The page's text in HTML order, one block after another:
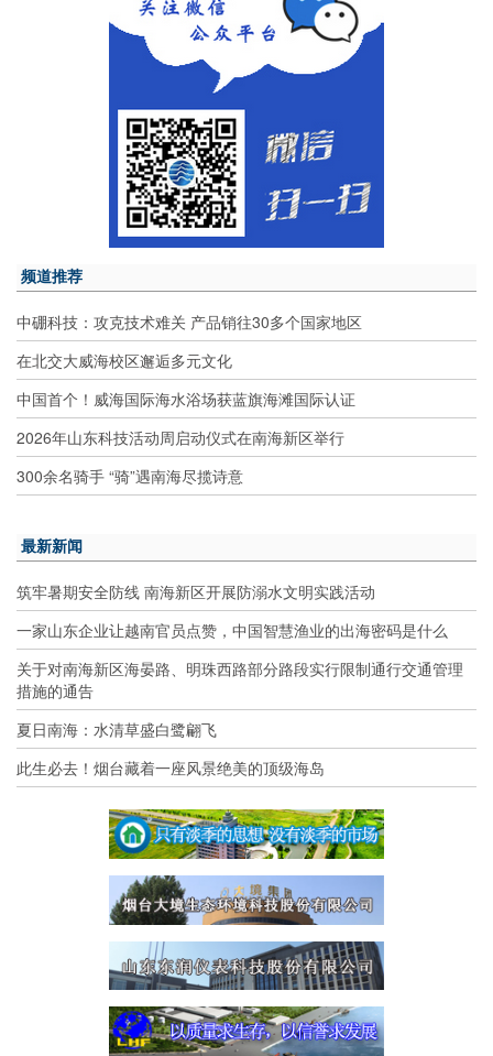
频道推荐
中硼科技：攻克技术难关 产品销往30多个国家地区
在北交大威海校区邂逅多元文化
中国首个！威海国际海水浴场获蓝旗海滩国际认证
2026年山东科技活动周启动仪式在南海新区举行
300余名骑手 “骑”遇南海尽揽诗意
最新新闻
筑牢暑期安全防线 南海新区开展防溺水文明实践活动
一家山东企业让越南官员点赞，中国智慧渔业的出海密码是什么
关于对南海新区海晏路、明珠西路部分路段实行限制通行交通管理
措施的通告
夏日南海：水清草盛白鹭翩飞
此生必去！烟台藏着一座风景绝美的顶级海岛